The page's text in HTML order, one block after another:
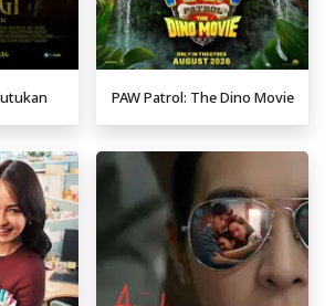
PAW Patrol: The Dino Movie